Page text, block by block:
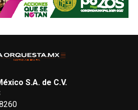
S.A. de C.V.